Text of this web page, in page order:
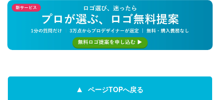
ページTOPへ戻る